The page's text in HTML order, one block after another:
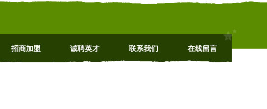
招商加盟 诚聘英才 联系我们 在线留言